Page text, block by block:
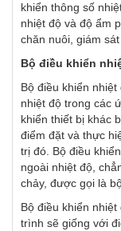
khiển thông số
nhiệt độ và độ ẩm
chăn nuôi, giám
Bộ điều khiển
Bộ điều khiển
nhiệt độ trong các
khiển thiết bị khác
điểm đặt và thực
trị đó. Bộ điều
ngoài nhiệt độ,
chảy, được gọi là
Bộ điều khiển
trình sẽ giống với